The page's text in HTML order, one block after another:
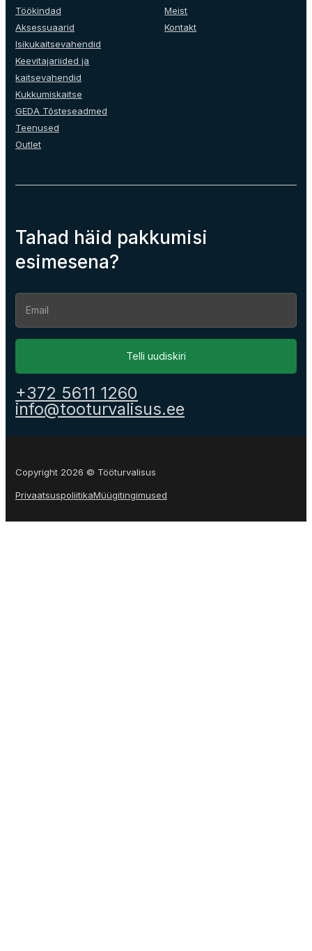
on
the
product
page
Töökindad
Aksessuaarid
Isikukaitsevahendid
Keevitajariided ja
kaitsevahendid
Kukkumiskaitse
GEDA Tõsteseadmed
Teenused
Outlet
Meist
Kontakt
Tahad häid pakkumisi
esimesena?
Section
Telli uudiskiri
+372 5611 1260
info@tooturvalisus.ee
Copyright 2026 © Tööturvalisus
PrivaatsuspoliitikaMüügitingimused